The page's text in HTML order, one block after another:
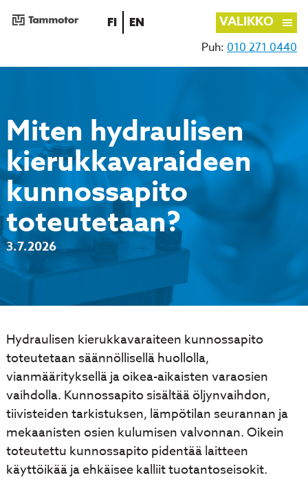
VALIKKO
SUOMI
FI ENGLISH
EN
Puh: 010 271 0440
Miten hydraulisen
kierukkavaraideen
kunnossapito
toteutetaan?
3.7.2026
Hydraulisen kierukkavaraiteen kunnossapito
toteutetaan säännöllisellä huollolla,
vianmäärityksellä ja oikea-aikaisten varaosien
vaihdolla. Kunnossapito sisältää öljynvaihdon,
tiivisteiden tarkistuksen, lämpötilan seurannan ja
mekaanisten osien kulumisen valvonnan. Oikein
toteutettu kunnossapito pidentää laitteen
käyttöikää ja ehkäisee kalliit tuotantoseisokit.